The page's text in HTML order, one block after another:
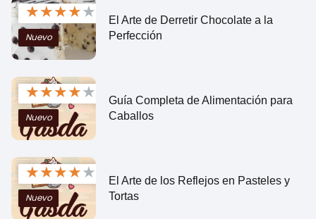
★★★★★
Nuevo
El Arte de Derretir Chocolate a la
Perfección
★★★★★
Nuevo
Guía Completa de Alimentación para
Caballos
★★★★★
Nuevo
El Arte de los Reflejos en Pasteles y
Tortas